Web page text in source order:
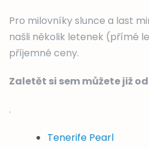
Pro milovníky slunce a last
našli několik letenek (přímé
příjemné ceny.
Zaletět si sem můžete již od
.
Tenerife Pearl